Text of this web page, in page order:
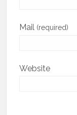
Mail (required)
Website